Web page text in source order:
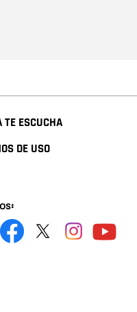
TE ESCUCHA
DE USO